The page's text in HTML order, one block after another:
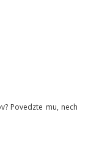
Povedzte mu, nech